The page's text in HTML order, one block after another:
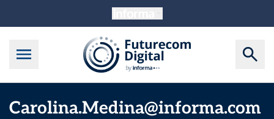
Carolina.Medina@informa.com